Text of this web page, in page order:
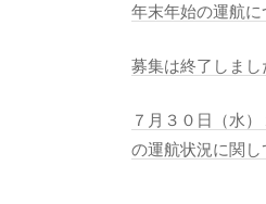
年末年始の運航に
募集は終了しまし
７月３０日（水
の運航状況に関し